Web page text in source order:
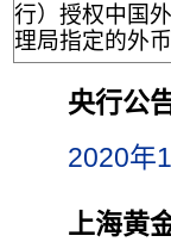
行）授权中国
理局指定的外
央行公
2020年
上海黄